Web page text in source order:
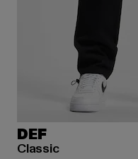
DEF
Classic